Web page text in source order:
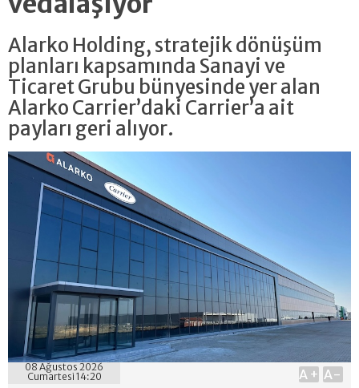
Alarko Holding, stratejik dönüşüm
planları kapsamında Sanayi ve
Ticaret Grubu bünyesinde yer alan
Alarko Carrier’daki Carrier’a ait
payları geri alıyor.
08 Ağustos 2026
Cumartesi 14:20
A+ A-